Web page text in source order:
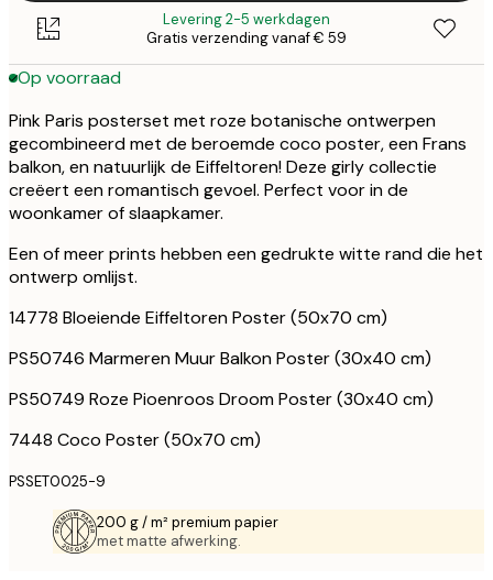
Levering 2-5 werkdagen
Gratis verzending vanaf € 59
Op voorraad
Pink Paris posterset met roze botanische ontwerpen
gecombineerd met de beroemde coco poster, een Frans
balkon, en natuurlijk de Eiffeltoren! Deze girly collectie
creëert een romantisch gevoel. Perfect voor in de
woonkamer of slaapkamer.
Een of meer prints hebben een gedrukte witte rand die het
ontwerp omlijst.
14778 Bloeiende Eiffeltoren Poster (50x70 cm)
PS50746 Marmeren Muur Balkon Poster (30x40 cm)
PS50749 Roze Pioenroos Droom Poster (30x40 cm)
7448 Coco Poster (50x70 cm)
PSSET0025-9
200 g / m² premium papier
met matte afwerking.